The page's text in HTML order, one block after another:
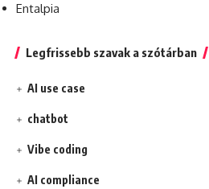
Entalpia
Legfrissebb szavak a szótárban
AI use case
chatbot
Vibe coding
AI compliance